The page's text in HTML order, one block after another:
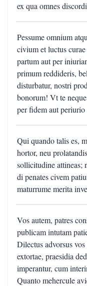
ex qua omnes
Pessume omnium
civium et luctus
partum aut per
primum reddideris,
disturbatur, nostri
bonorum! Vt te
per fidem aut
Qui quando talis es,
hortor, neu
sollicitudine attineas;
di penates civem
maturrume merita
Vos autem, patres
publicam intutam
Dilectus advorsus
extortae, praesidia
imperantur, cum
Quanto mehercule